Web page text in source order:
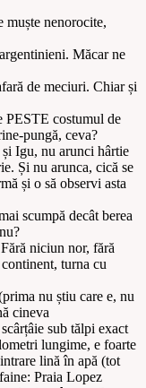
muște nenorocite,
Măcar ne
de meciuri. Chiar și
PESTE costumul de
pungă, ceva?
Igu, nu arunci hârtie
Și nu arunca, cică se
și o să observi asta
scumpă decât berea
niciun nor, fără
turna cu
nu știu care e, nu
cineva
sub tălpi exact
lungime, e foarte
lină în apă (tot
Praia Lopez